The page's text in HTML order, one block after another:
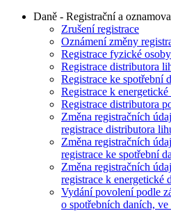
Daně - Registrační a
Zrušení registrace
Oznámení změny
Registrace fyzické
Registrace distributora
Registrace ke spotřební
Registrace k
Registrace distributora
Změna registračních
registrace distributora
Změna registračních
registrace ke spotřební
Změna registračních
registrace k energetické
Vydání povolení podle
o spotřebních daních,